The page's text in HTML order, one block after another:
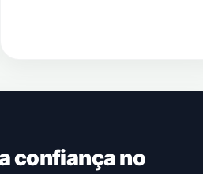
confiança no